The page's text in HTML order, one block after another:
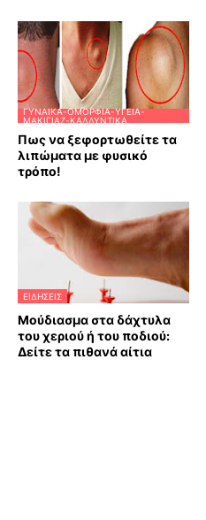
ΓΥΝΑΊΚΑ-ΟΜΟΡΦΙΆ-ΥΓΕΊΑ-
ΜΑΚΙΓΙΆΖ-ΚΑΛΛΥΝΤΙΚΆ
Πως να ξεφορτωθείτε τα
λιπώματα με φυσικό
τρόπο!
ΕΙΔΗΣΕΙΣ
Μούδιασμα στα δάχτυλα
του χεριού ή του ποδιού:
Δείτε τα πιθανά αίτια